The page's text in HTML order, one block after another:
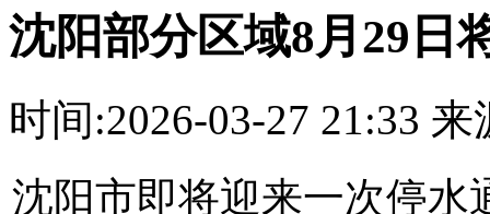
沈阳部分区域8月29日
时间:2026-03-27 21:33
沈阳市即将迎来一次停水